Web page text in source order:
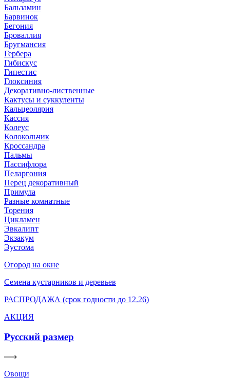
Бальзамин
Барвинок
Бегония
Броваллия
Бругмансия
Гербера
Гибискус
Гипестис
Глоксиния
Декоративно-лиственные
Кактусы и суккуленты
Кальцеолярия
Кассия
Колеус
Колокольчик
Кроссандра
Пальмы
Пассифлора
Пеларгония
Перец декоративный
Примула
Разные комнатные
Торения
Цикламен
Эвкалипт
Экзакум
Эустома
Огород на окне
Семена кустарников и деревьев
РАСПРОДАЖА (срок годности до 12.26)
АКЦИЯ
Русский размер
Овощи